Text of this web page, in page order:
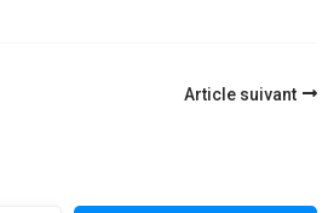
Article suivant